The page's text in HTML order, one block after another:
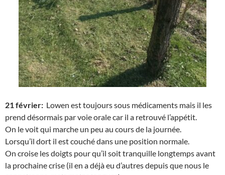
21 février: Lowen est toujours sous médicaments mais il les
prend désormais par voie orale car il a retrouvé l’appétit.
On le voit qui marche un peu au cours de la journée.
Lorsqu’il dort il est couché dans une position normale.
On croise les doigts pour qu’il soit tranquille longtemps avant
la prochaine crise (il en a déjà eu d’autres depuis que nous le